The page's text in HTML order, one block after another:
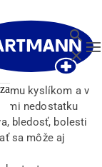
kyslíkom a v
nedostatku
bledosť, bolesti
sa môže aj